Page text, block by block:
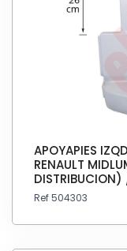
APOYAPIES
RENAULT
Ref 504303